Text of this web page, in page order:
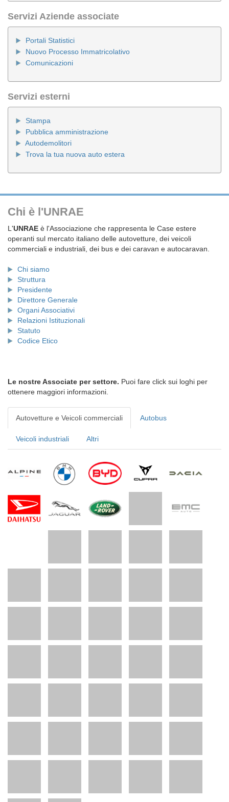
Servizi Aziende associate
Portali Statistici
Nuovo Processo Immatricolativo
Comunicazioni
Servizi esterni
Stampa
Pubblica amministrazione
Autodemolitori
Trova la tua nuova auto estera
Chi è l'UNRAE
L'UNRAE è l'Associazione che rappresenta le Case estere
operanti sul mercato italiano delle autovetture, dei veicoli
commerciali e industriali, dei bus e dei caravan e autocaravan.
Chi siamo
Struttura
Presidente
Direttore Generale
Organi Associativi
Relazioni Istituzionali
Statuto
Codice Etico
Le nostre Associate per settore. Puoi fare click sui loghi per
ottenere maggiori informazioni.
Autovetture e Veicoli commerciali Autobus
Veicoli industriali Altri